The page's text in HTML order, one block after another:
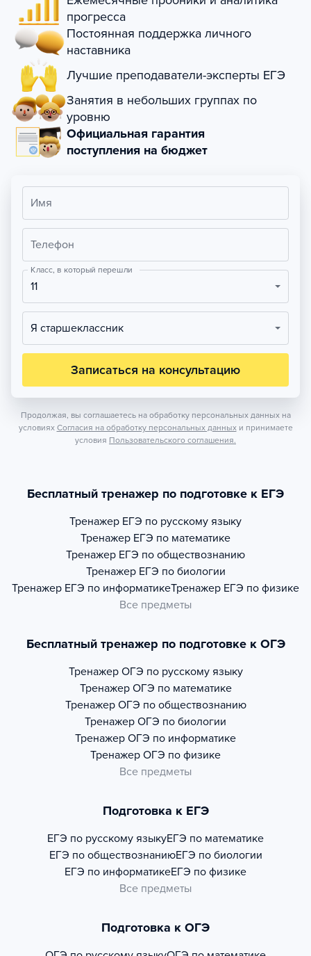
прогресса
Постоянная поддержка личного
наставника
Лучшие преподаватели-эксперты ЕГЭ
Занятия в небольших группах по
уровню
Официальная гарантия
поступления на бюджет
Имя
Телефон
Класс, в который перешли
11
Я старшеклассник
Записаться на консультацию
Продолжая, вы соглашаетесь на обработку персональных данных на
условиях Согласия на обработку персональных данных и принимаете
условия Пользовательского соглашения.
Бесплатный тренажер по подготовке к ЕГЭ
Тренажер ЕГЭ по русскому языку
Тренажер ЕГЭ по математике
Тренажер ЕГЭ по обществознанию
Тренажер ЕГЭ по биологии
Тренажер ЕГЭ по информатикеТренажер ЕГЭ по физике
Все предметы
Бесплатный тренажер по подготовке к ОГЭ
Тренажер ОГЭ по русскому языку
Тренажер ОГЭ по математике
Тренажер ОГЭ по обществознанию
Тренажер ОГЭ по биологии
Тренажер ОГЭ по информатике
Тренажер ОГЭ по физике
Все предметы
Подготовка к ЕГЭ
ЕГЭ по русскому языкуЕГЭ по математике
ЕГЭ по обществознаниюЕГЭ по биологии
ЕГЭ по информатикеЕГЭ по физике
Все предметы
Подготовка к ОГЭ